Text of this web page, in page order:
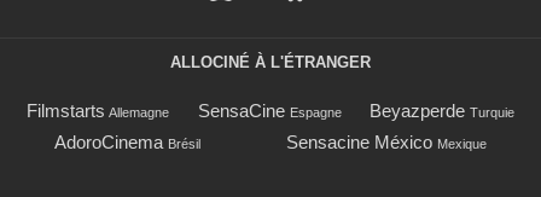
ALLOCINÉ À L'ÉTRANGER
Filmstarts Allemagne SensaCine Espagne Beyazperde Turquie
AdoroCinema Brésil Sensacine México Mexique